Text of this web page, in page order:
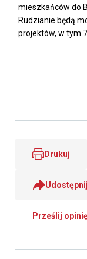
mieszkańców do
Rudzianie będą
projektów, w tym
Drukuj
Udostępnij
Prześlij